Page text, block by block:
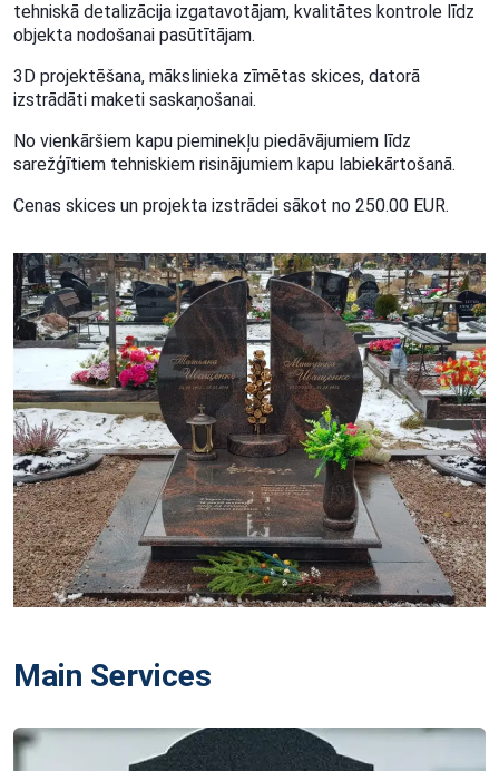
tehniskā detalizācija izgatavotājam, kvalitātes kontrole līdz
objekta nodošanai pasūtītājam.
3D projektēšana, mākslinieka zīmētas skices, datorā
izstrādāti maketi saskaņošanai.
No vienkāršiem kapu pieminekļu piedāvājumiem līdz
sarežģītiem tehniskiem risinājumiem kapu labiekārtošanā.
Cenas skices un projekta izstrādei sākot no 250.00 EUR.
Main Services